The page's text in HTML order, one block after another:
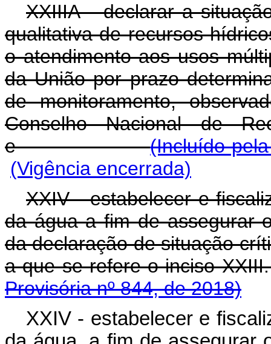
XXIIIA declarar a
qualitativa de recursos
o atendimento aos usos
da União por prazo
de monitoramento,
Conselho Nacional de
e(Incluído
(Vigência encerrada)
XXIV - estabelecer e
da água a fim de assegurar
da declaração de situação
a que se refere o
Provisória nº 844, de 2018)
XXIV - estabelecer e